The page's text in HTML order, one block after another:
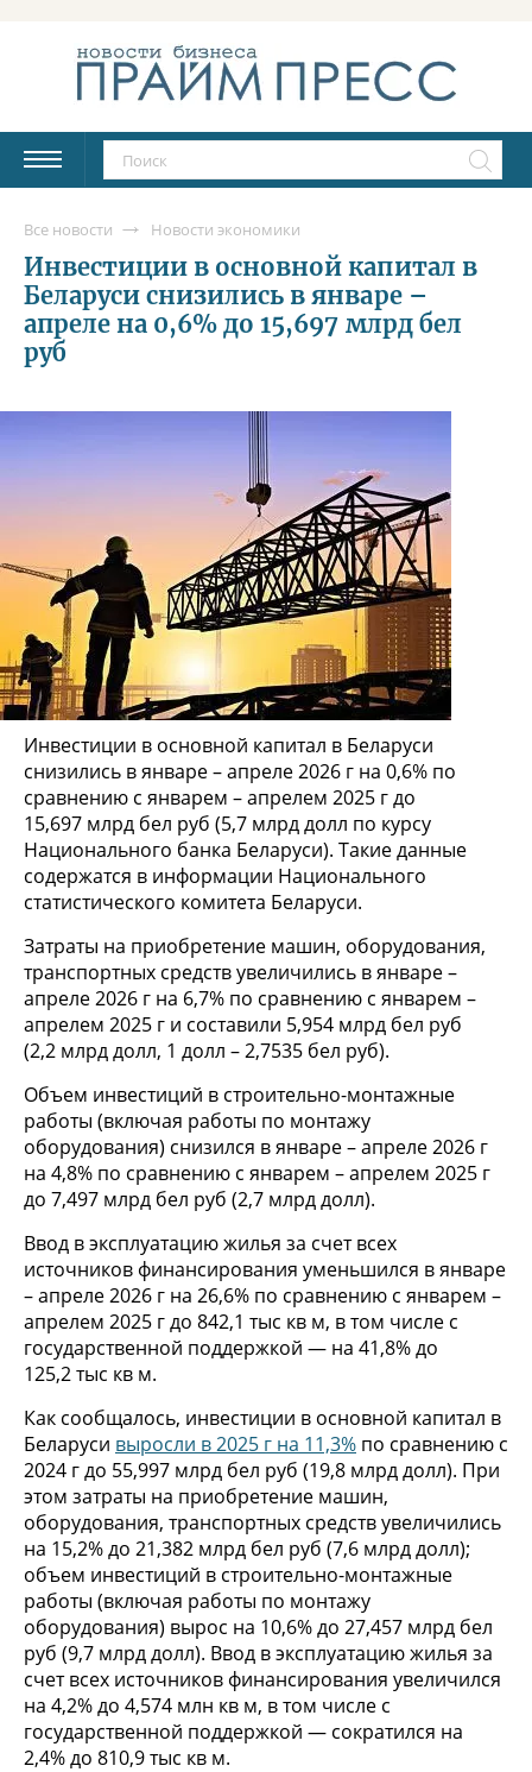
Все новости Новости экономики
Инвестиции в основной капитал в
Беларуси снизились в январе –
апреле на 0,6% до 15,697 млрд бел
руб
Инвестиции в основной капитал в Беларуси
снизились в январе – апреле 2026 г на 0,6% по
сравнению с январем – апрелем 2025 г до
15,697 млрд бел руб (5,7 млрд долл по курсу
Национального банка Беларуси). Такие данные
содержатся в информации Национального
статистического комитета Беларуси.
Затраты на приобретение машин, оборудования,
транспортных средств увеличились в январе –
апреле 2026 г на 6,7% по сравнению с январем –
апрелем 2025 г и составили 5,954 млрд бел руб
(2,2 млрд долл, 1 долл – 2,7535 бел руб).
Объем инвестиций в строительно-монтажные
работы (включая работы по монтажу
оборудования) снизился в январе – апреле 2026 г
на 4,8% по сравнению с январем – апрелем 2025 г
до 7,497 млрд бел руб (2,7 млрд долл).
Ввод в эксплуатацию жилья за счет всех
источников финансирования уменьшился в январе
– апреле 2026 г на 26,6% по сравнению с январем –
апрелем 2025 г до 842,1 тыс кв м, в том числе с
государственной поддержкой — на 41,8% до
125,2 тыс кв м.
Как сообщалось, инвестиции в основной капитал в
Беларуси выросли в 2025 г на 11,3% по сравнению с
2024 г до 55,997 млрд бел руб (19,8 млрд долл). При
этом затраты на приобретение машин,
оборудования, транспортных средств увеличились
на 15,2% до 21,382 млрд бел руб (7,6 млрд долл);
объем инвестиций в строительно-монтажные
работы (включая работы по монтажу
оборудования) вырос на 10,6% до 27,457 млрд бел
руб (9,7 млрд долл). Ввод в эксплуатацию жилья за
счет всех источников финансирования увеличился
на 4,2% до 4,574 млн кв м, в том числе с
государственной поддержкой — сократился на
2,4% до 810,9 тыс кв м.